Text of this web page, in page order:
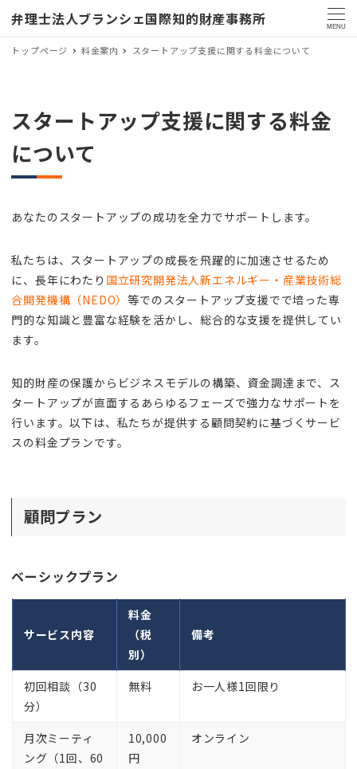
弁理士法人ブランシェ国際知的財産事務所 MENU
トップページ 料金案内 スタートアップ支援に関する料金について
スタートアップ支援に関する料金
について
あなたのスタートアップの成功を全力でサポートします。
私たちは、スタートアップの成長を飛躍的に加速させるため
に、長年にわたり 国立研究開発法人新エネルギー・産業技術総
合開発機構（NEDO）等でのスタートアップ支援でで培った専
門的な知識と豊富な経験を活かし、総合的な支援を提供してい
ます。
知的財産の保護からビジネスモデルの構築、資金調達まで、ス
タートアップが直面するあらゆるフェーズで強力なサポートを
行います。以下は、私たちが提供する顧問契約に基づくサービ
スの料金プランです。
顧問プラン
ベーシックプラン
サービス内容
料金
（税
別）
備考
初回相談（30
分）
無料 お一人様1回限り
月次ミーティ
ング（1回、60
10,000
円
オンライン